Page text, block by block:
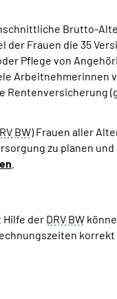
Brutto-
Frauen die 35
Pflege von
Arbeitnehmerinnen
Rentenversicherung (
BW) Frauen aller
zu planen
Hilfe der DRV BW
korrekt